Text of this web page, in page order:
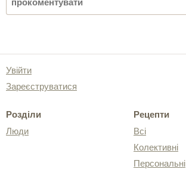
Увійти
Зареєструватися
Розділи
Люди
Рецепти
Всі
Колективні
Персональні